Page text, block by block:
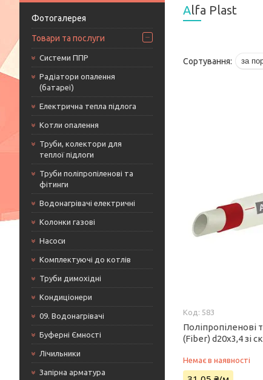
Фотогалерея
Товари та послуги
Системи ППР
Радіатори опалення
(батареї)
Електрична тепла підлога
Котли опалення
Труби, колектори для
теплої підлоги
Труби поліпропіленові та
фітинги
Водонагрівачі електричні
Колонки газові
Насоси
Комплектуючі до котлів
Труби димохідні
Кондиціонери
09. Водонагрівачі
Буферні Ємності
Лічильники
Запірна арматура
Alfa Plast
583
Поліпропіленові
(Fiber) d20х3,4 зі
Немає в наявності